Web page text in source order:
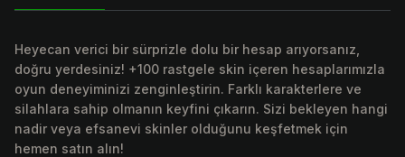
Heyecan verici bir sürprizle dolu bir hesap arıyorsanız,
doğru yerdesiniz! +100 rastgele skin içeren hesaplarımızla
oyun deneyiminizi zenginleştirin. Farklı karakterlere ve
silahlara sahip olmanın keyfini çıkarın. Sizi bekleyen hangi
nadir veya efsanevi skinler olduğunu keşfetmek için
hemen satın alın!